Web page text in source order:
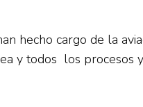
hecho cargo de la
y todos los procesos